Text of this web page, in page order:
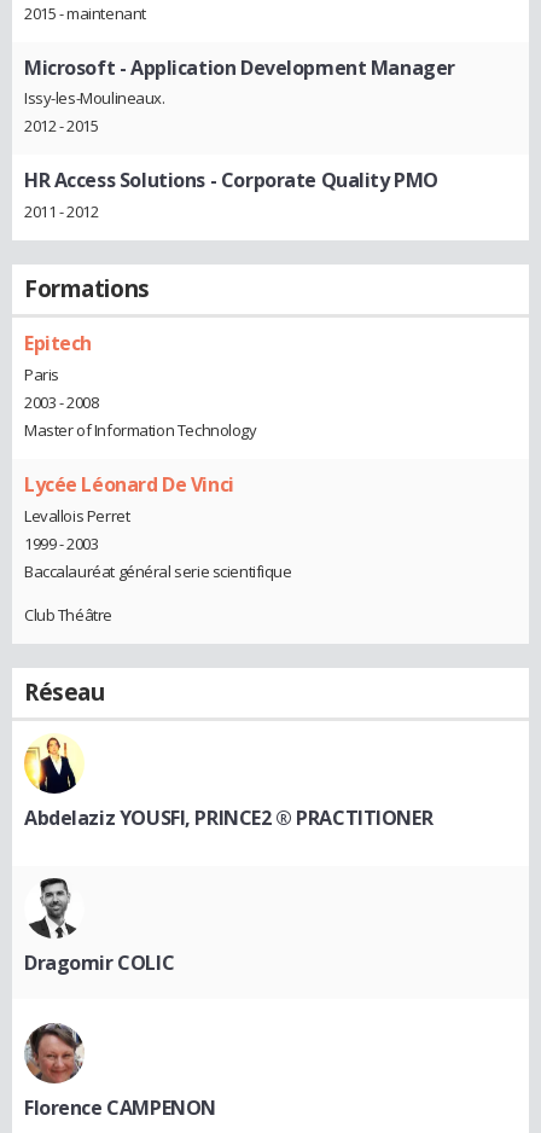
2015 - maintenant
Microsoft - Application Development Manager
Issy-les-Moulineaux.
2012 - 2015
HR Access Solutions - Corporate Quality PMO
2011 - 2012
Formations
Epitech
Paris
2003 - 2008
Master of Information Technology
Lycée Léonard De Vinci
Levallois Perret
1999 - 2003
Baccalauréat général serie scientifique
Club Théâtre
Réseau
Abdelaziz YOUSFI, PRINCE2 ® PRACTITIONER
Dragomir COLIC
Florence CAMPENON